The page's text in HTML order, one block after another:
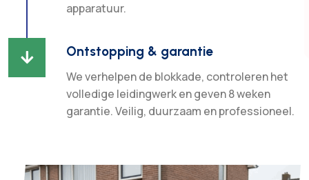
apparatuur.
 Ontstopping & garantie
We verhelpen de blokkade, controleren het
volledige leidingwerk en geven 8 weken
garantie. Veilig, duurzaam en professioneel.